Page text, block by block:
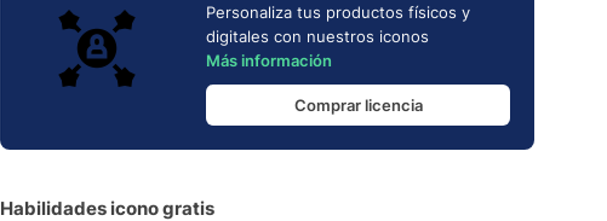
Personaliza tus productos físicos y
digitales con nuestros iconos
Más información
Comprar licencia
Habilidades icono gratis